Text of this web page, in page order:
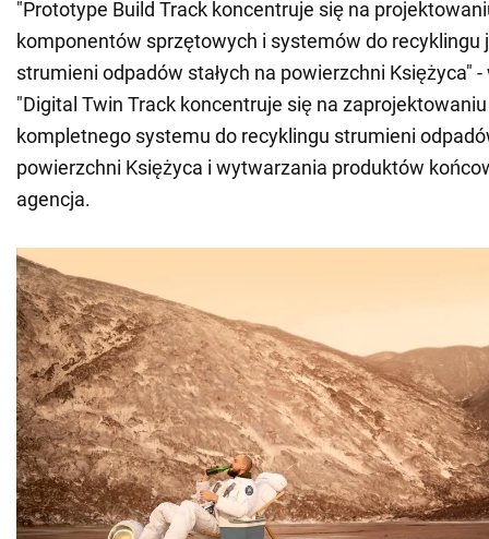
"Prototype Build Track koncentruje się na
komponentów sprzętowych i systemów do recyklingu
strumieni odpadów stałych na powierzchni Księżyca"
"Digital Twin Track koncentruje się na
kompletnego systemu do recyklingu strumieni
powierzchni Księżyca i wytwarzania produktów
agencja.